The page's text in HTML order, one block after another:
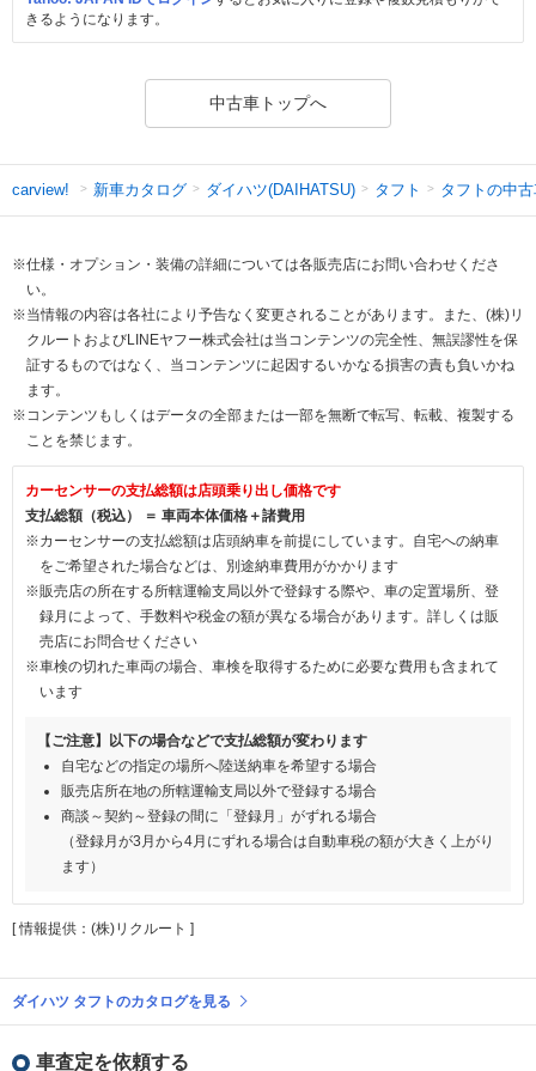
きるようになります。
中古車トップへ
carview! 新車カタログ ダイハツ(DAIHATSU) タフト タフトの中
※仕様・オプション・装備の詳細については各販売店にお問い合わせくださ
い。
※当情報の内容は各社により予告なく変更されることがあります。また、(株)リ
クルートおよびLINEヤフー株式会社は当コンテンツの完全性、無誤謬性を保
証するものではなく、当コンテンツに起因するいかなる損害の責も負いかね
ます。
※コンテンツもしくはデータの全部または一部を無断で転写、転載、複製する
ことを禁じます。
カーセンサーの支払総額は店頭乗り出し価格です
支払総額（税込） ＝ 車両本体価格＋諸費用
※カーセンサーの支払総額は店頭納車を前提にしています。自宅への納車
をご希望された場合などは、別途納車費用がかかります
※販売店の所在する所轄運輸支局以外で登録する際や、車の定置場所、登
録月によって、手数料や税金の額が異なる場合があります。詳しくは販
売店にお問合せください
※車検の切れた車両の場合、車検を取得するために必要な費用も含まれて
います
【ご注意】以下の場合などで支払総額が変わります
自宅などの指定の場所へ陸送納車を希望する場合
販売店所在地の所轄運輸支局以外で登録する場合
商談～契約～登録の間に「登録月」がずれる場合
（登録月が3月から4月にずれる場合は自動車税の額が大きく上がり
ます）
[ 情報提供：(株)リクルート ]
ダイハツ タフトのカタログを見る
車査定を依頼する